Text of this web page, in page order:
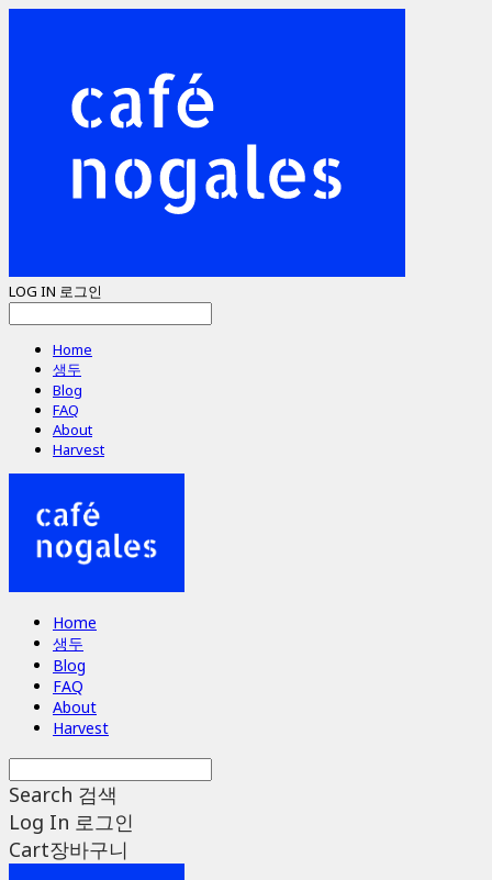
LOG IN 로그인
Home
생두
Blog
FAQ
About
Harvest
Home
생두
Blog
FAQ
About
Harvest
Search 검색
Log In 로그인
Cart장바구니